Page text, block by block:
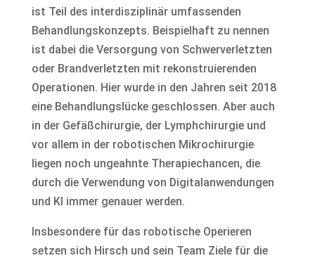
ist Teil des interdisziplinär umfassenden
Behandlungskonzepts. Beispielhaft zu nennen
ist dabei die Versorgung von Schwerverletzten
oder Brandverletzten mit rekonstruierenden
Operationen. Hier wurde in den Jahren seit 2018
eine Behandlungslücke geschlossen. Aber auch
in der Gefäßchirurgie, der Lymphchirurgie und
vor allem in der robotischen Mikrochirurgie
liegen noch ungeahnte Therapiechancen, die
durch die Verwendung von Digitalanwendungen
und KI immer genauer werden.
Insbesondere für das robotische Operieren
setzen sich Hirsch und sein Team Ziele für die